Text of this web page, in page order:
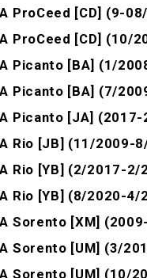
ProCeed [CD] (9-
ProCeed [CD] (10/
Picanto [BA] (1/
Picanto [BA] (7/
Picanto [JA] (2017-
Rio [JB] (11/2009-
Rio [YB] (2/2017-2/
Rio [YB] (8/2020-4/
Sorento [XM]
Sorento [UM] (3/
Sorento [UM] (10/